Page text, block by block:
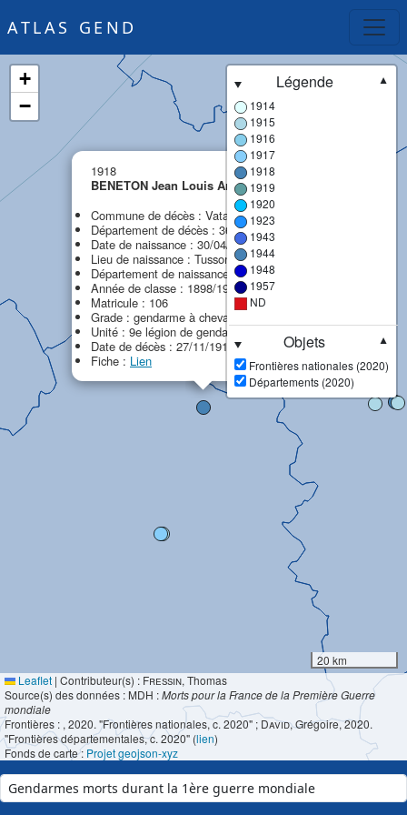
ATLAS GEND
1918
BENETON Jean Louis Arthur MPF
Commune de décès : Vatan
Département de décès : 36 - Indre
Date de naissance : 30/04/1881
Lieu de naissance : Tusson
Département de naissance : 16 - Charente
Année de classe : 1898/1901
Matricule : 106
Grade : gendarme à cheval
Unité : 9e légion de gendarmerie (9e LG)
Date de décès : 27/11/1918
Fiche : Lien
+
−
Légende
▼
1914
1915
1916
1917
1918
1919
1920
1923
1943
1944
1948
1957
ND
Objets
▼
Frontières nationales (2020)
Départements (2020)
20 km
Leaflet | Contributeur(s) : Fressin, Thomas
Source(s) des données : MDH :Morts pour la France de la Première Guerre
mondiale
Frontières : , 2020. "Frontières nationales, c. 2020" ; David, Grégoire, 2020.
"Frontières départementales, c. 2020" (lien)
Fonds de carte : Projet geojson-xyz